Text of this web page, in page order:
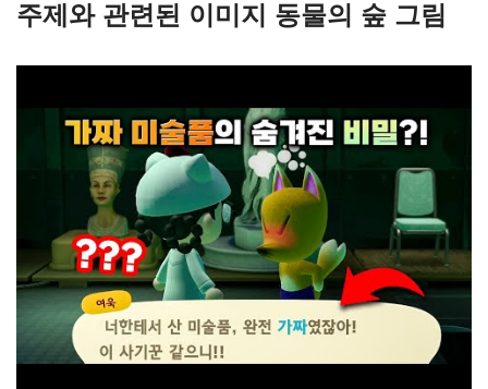
주제와 관련된 이미지 동물의 숲 그림